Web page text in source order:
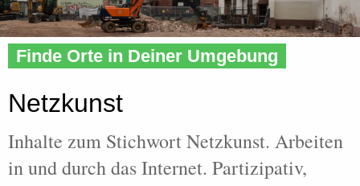
Home»Tags» Netzkunst
Finde Orte in Deiner Umgebung
Netzkunst
Inhalte zum Stichwort Netzkunst. Arbeiten
in und durch das Internet. Partizipativ,
Recent Posts